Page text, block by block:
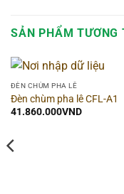
SẢN PHẨM TƯƠNG
ĐÈN CHÙM PHA LÊ
Đèn chùm pha lê CFL-A1
41.860.000VND